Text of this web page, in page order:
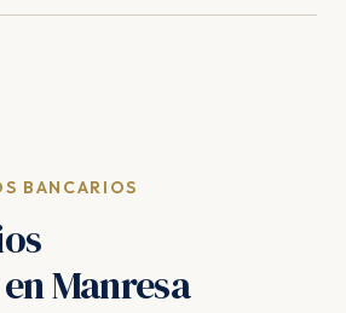
BANCARIOS
Manresa